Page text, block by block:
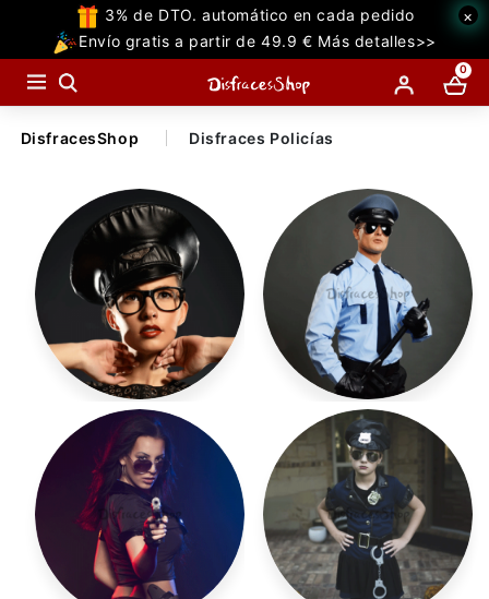
3% de DTO. automático en cada pedido
Envío gratis a partir de 49.9 € Más detalles>>
×
0
TODAS
LAS
CATEGORIAS
Halloween
Temáticas
Accesorios
Decoraciones
Miedo
Superhéroe
Manga y Anime
Disney
DisfracesShop Disfraces Policías
Accesorio de Policia Disfraz de Policia Adulto